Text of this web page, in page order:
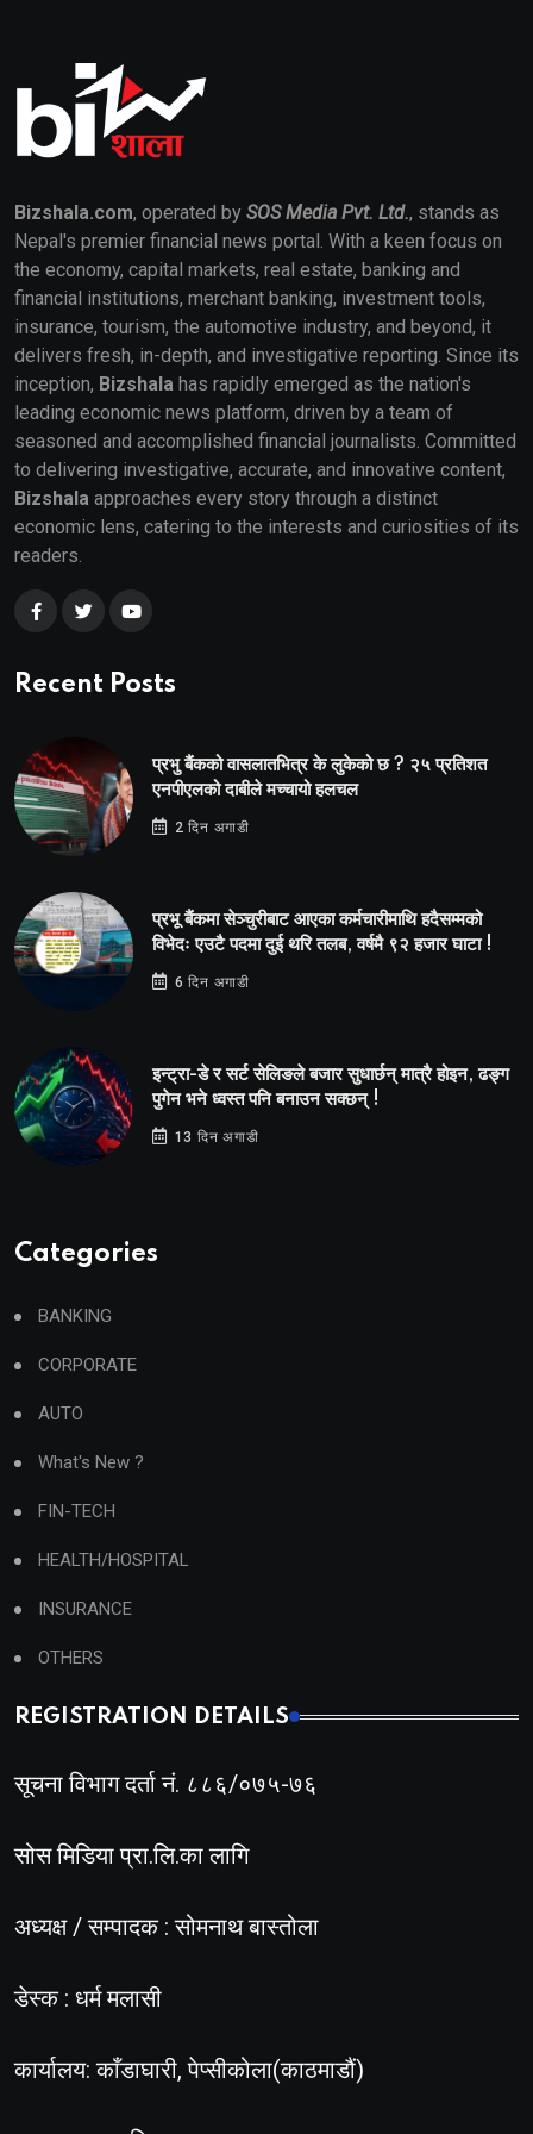
Bizshala.com, operated by SOS Media Pvt. Ltd., stands as
Nepal's premier financial news portal. With a keen focus on
the economy, capital markets, real estate, banking and
financial institutions, merchant banking, investment tools,
insurance, tourism, the automotive industry, and beyond, it
delivers fresh, in-depth, and investigative reporting. Since its
inception, Bizshala has rapidly emerged as the nation's
leading economic news platform, driven by a team of
seasoned and accomplished financial journalists. Committed
to delivering investigative, accurate, and innovative content,
Bizshala approaches every story through a distinct
economic lens, catering to the interests and curiosities of its
readers.
Recent Posts
प्रभु बैंकको वासलातभित्र के लुकेको छ ? २५ प्रतिशत
एनपीएलको दाबीले मच्चायो हलचल
2 दिन अगाडी
प्रभू बैंकमा सेञ्चुरीबाट आएका कर्मचारीमाथि हदैसम्मको
विभेदः एउटै पदमा दुई थरि तलब, वर्षमै ९२ हजार घाटा !
6 दिन अगाडी
इन्ट्रा-डे र सर्ट सेलिङले बजार सुधार्छन् मात्रै होइन, ढङ्ग
पुगेन भने ध्वस्त पनि बनाउन सक्छन् !
13 दिन अगाडी
Categories
BANKING
CORPORATE
AUTO
What's New ?
FIN-TECH
HEALTH/HOSPITAL
INSURANCE
OTHERS
REGISTRATION DETAILS
सूचना विभाग दर्ता नं. ८८६/०७५-७६
सोस मिडिया प्रा.लि.का लागि
अध्यक्ष / सम्पादक : सोमनाथ बास्तोला
डेस्क : धर्म मलासी
कार्यालय: काँडाघारी, पेप्सीकोला(काठमाडौं)